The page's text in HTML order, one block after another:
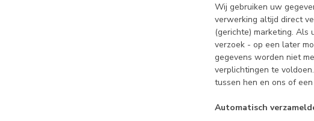
Wij gebruiken uw
verwerking altijd direct
(gerichte) marketing. Als
verzoek - op een later
gegevens worden niet
verplichtingen te
tussen hen en ons of
Automatisch